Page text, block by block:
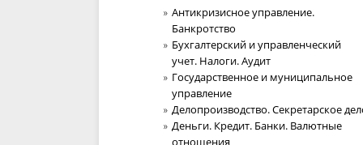
Антикризисное управление.
Банкротство
Бухгалтерский и управленческий
учет. Налоги. Аудит
Государственное и муниципальное
управление
Делопроизводство. Секретарское
Деньги. Кредит. Банки. Валютные
отношения